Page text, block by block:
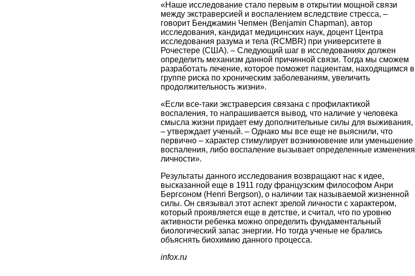
«Наше исследование стало первым в открытии мощной связи
между экстраверсией и воспалением вследствие стресса, –
говорит Бенджамин Чепмен (Benjamin Chapman), автор
исследования, кандидат медицинских наук, доцент Центра
исследования разума и тела (RCMBR) при университете в
Рочестере (США). – Следующий шаг в исследованиях должен
определить механизм данной причинной связи. Тогда мы сможем
разработать лечение, которое поможет пациентам, находящимся в
группе риска по хроническим заболеваниям, увеличить
продолжительность жизни».
«Если все-таки экстраверсия связана с профилактикой
воспаления, то напрашивается вывод, что наличие у человека
смысла жизни придает ему дополнительные силы для выживания,
– утверждает ученый. – Однако мы все еще не выяснили, что
первично – характер стимулирует возникновение или уменьшение
воспаления, либо воспаление вызывает определенные изменения
личности».
Результаты данного исследования возвращают нас к идее,
высказанной еще в 1911 году французским философом Анри
Бергсоном (Henri Bergson), о наличии так называемой жизненной
силы. Он связывал этот аспект зрелой личности с характером,
который проявляется еще в детстве, и считал, что по уровню
активности ребенка можно определить фундаментальный
биологический запас энергии. Но тогда ученые не брались
объяснять биохимию данного процесса.
infox.ru